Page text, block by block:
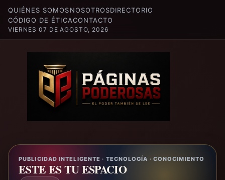
QUIÉNES SOMOSNOSOTROSDIRECTORIO
CÓDIGO DE ÉTICACONTACTO
VIERNES 07 DE AGOSTO, 2026
PUBLICIDAD INTELIGENTE · TECNOLOGÍA · CONOCIMIENTO
ESTE ES TU ESPACIO